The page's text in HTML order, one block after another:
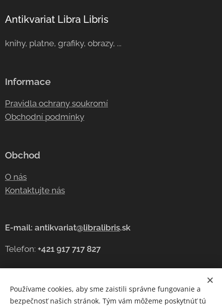
Antikvariat Libra Libris
knihy, platne, grafiky, obrazy, ...
Informace
Pravidla ochrany soukromí
Obchodní podmínky
Obchod
O nás
Kontaktujte nás
E-mail: antikvariat@libralibris.sk
Telefon: +421 917 717 827
Cookies
Používame cookies, aby sme zaistili správne fungovanie a
bezpečnosť našich stránok. Tým vám môžeme poskytnúť tú